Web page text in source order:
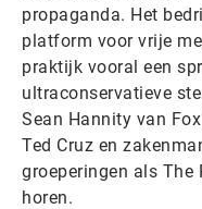
propaganda. Het
platform voor vrije
praktijk vooral een
ultraconservatieve
Sean Hannity van
Ted Cruz en
groeperingen als The
horen.